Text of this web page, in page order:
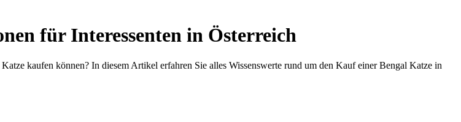
für Interessenten in Österreich
kaufen können? In diesem Artikel erfahren Sie alles Wissenswerte rund um den Kauf einer Bengal Katze in